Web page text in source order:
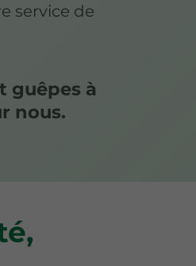
service de
guêpes à
nous.